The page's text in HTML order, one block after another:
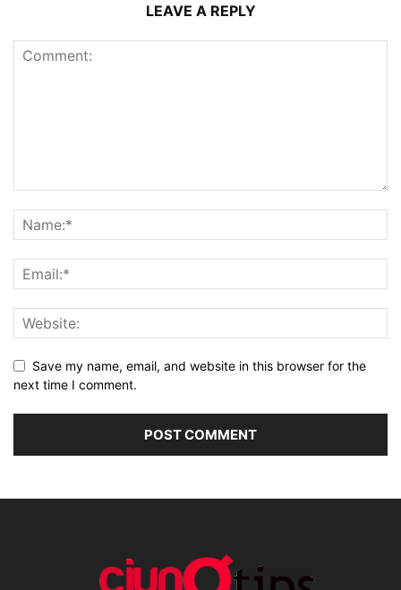
LEAVE A REPLY
Save my name, email, and website in this browser for the
next time I comment.